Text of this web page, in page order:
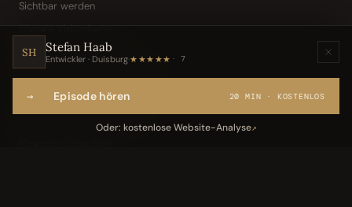
Sichtbar werden
Digitale Visitenkarte
KI-Assistent (Toni · Jarvis)
Webseite per Sprache
SH Stefan Haab
Entwickler · Duisburg·★★★★★ 7
→ Episode hören 20 MIN · KOSTENLOS
Oder: kostenlose Website-Analyse↗